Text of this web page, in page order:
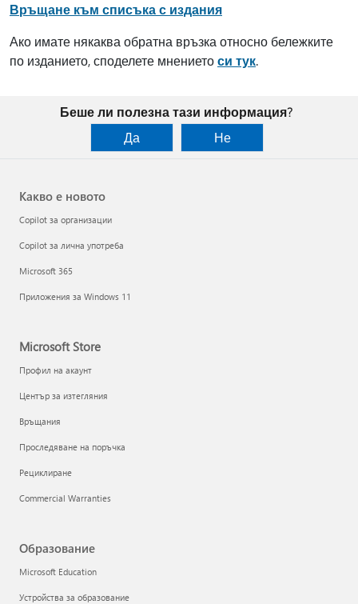
Връщане към списъка с издания
Ако имате някаква обратна връзка относно бележките
по изданието, споделете мнениетоси тук.
Беше ли полезна тази информация?
Да
Не
Какво е новото
Copilot за организации
Copilot за лична употреба
Microsoft 365
Приложения за Windows 11
Microsoft Store
Профил на акаунт
Център за изтегляния
Връщания
Проследяване на поръчка
Рециклиране
Commercial Warranties
Образование
Microsoft Education
Устройства за образование